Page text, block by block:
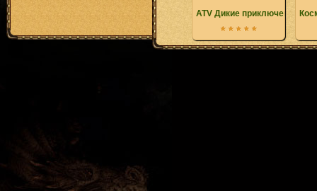
ATV Дикие приключения